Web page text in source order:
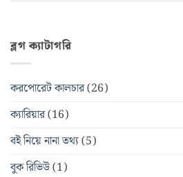
ব্লগ ক্যাটাগরি
করপোরেট কালচার(26)
ক্যারিয়ার(16)
বই নিয়ে নানা তথ্য(5)
বুক রিভিউ(1)